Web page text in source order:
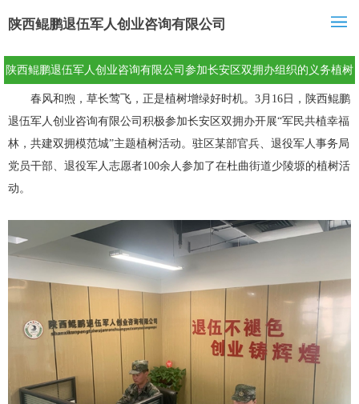
陕西鲲鹏退伍军人创业咨询有限公司
陕西鲲鹏退伍军人创业咨询有限公司参加长安区双拥办组织的义务植树
活动
春风和煦，草长莺飞，正是植树增绿好时机。3月16日，陕西鲲鹏
退伍军人创业咨询有限公司积极参加长安区双拥办开展“军民共植幸福
林，共建双拥模范城”主题植树活动。驻区某部官兵、退役军人事务局
党员干部、退役军人志愿者100余人参加了在杜曲街道少陵塬的植树活
动。